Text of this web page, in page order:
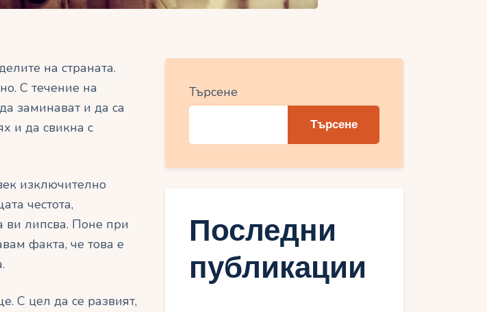
на страната.
С течение на
заминават и да са
и да свикна с
изключително
честота,
ви липсва. Поне при
факта, че това е
С цел да се развият,
Търсене
Търсене
Последни
публикации